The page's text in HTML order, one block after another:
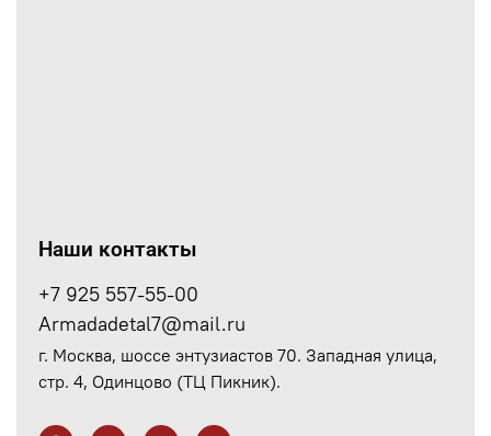
Наши контакты
+7 925 557-55-00
Armadadetal7@mail.ru
г. Москва, шоссе энтузиастов 70. Западная улица,
стр. 4, Одинцово (ТЦ Пикник).